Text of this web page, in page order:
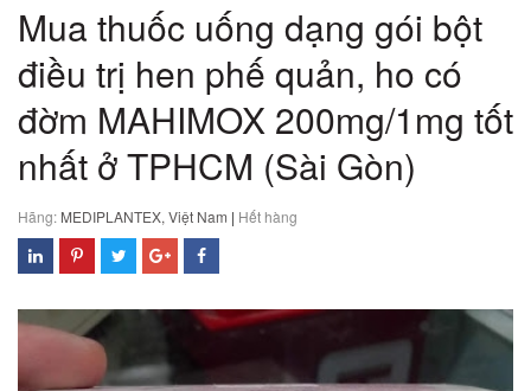
Mua thuốc uống dạng gói bột
điều trị hen phế quản, ho có
đờm MAHIMOX 200mg/1mg tốt
nhất ở TPHCM (Sài Gòn)
Hãng: MEDIPLANTEX, Việt Nam | Hết hàng